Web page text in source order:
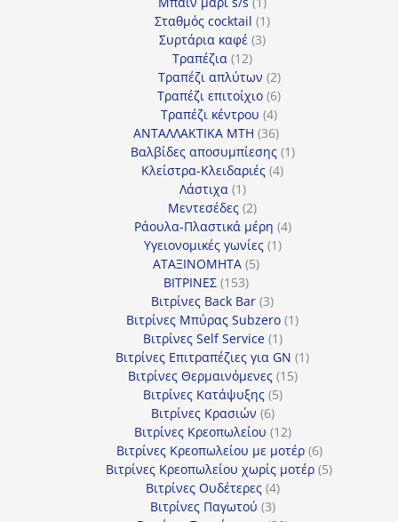
προϊόν
Σταθμός cocktail 11
Συρτάρια καφέ 33
Τραπέζια 1212
προϊόντα
Τραπέζι απλύτων 22
προϊόντα
Τραπέζι επιτοίχιο 66
προϊόντα
Τραπέζι κέντρου 44
προϊόντα
ΑΝΤΑΛΛΑΚΤΙΚΑ MTH 3636
προϊόντα
Βαλβίδες αποσυμπίεσης 11
Κλείστρα-Κλειδαριές 44
Λάστιχα 11
προϊόν
Μεντεσέδες 22
προϊόντα
Ράουλα-Πλαστικά μέρη 44
Υγειονομικές γωνίες 11
ΑΤΑΞΙΝΟΜΗΤΑ 55
ΒΙΤΡΙΝΕΣ 153153
προϊόντα
Βιτρίνες Back Bar 33
προϊόντα
Βιτρίνες Mπύρας Subzero 11
Βιτρίνες Self Service 11
προϊόν
Βιτρίνες Επιτραπέζιες για GN 11
Βιτρίνες Θερμαινόμενες 1515
Βιτρίνες Κατάψυξης 55
Βιτρίνες Κρασιών 66
προϊόντα
Βιτρίνες Κρεοπωλείου 1212
προϊόντα
Βιτρίνες Κρεοπωλείου με μοτέρ 66
προϊόντα
Βιτρίνες Κρεοπωλείου χωρίς μοτέρ 55
Βιτρίνες Ουδέτερες 44
προϊόντα
Βιτρίνες Παγωτού 33